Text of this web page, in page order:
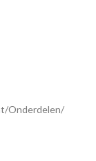
/Onderdelen/